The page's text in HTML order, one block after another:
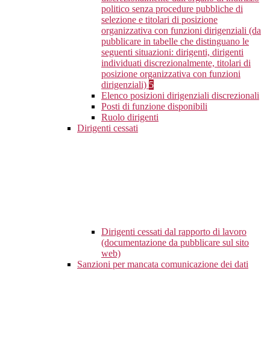
politico senza procedure pubbliche di
selezione e titolari di posizione
organizzativa con funzioni dirigenziali (da
pubblicare in tabelle che distinguano le
seguenti situazioni: dirigenti, dirigenti
individuati discrezionalmente, titolari di
posizione organizzativa con funzioni
dirigenziali) 5
Elenco posizioni dirigenziali discrezionali
Posti di funzione disponibili
Ruolo dirigenti
Dirigenti cessati
Dirigenti cessati dal rapporto di lavoro
(documentazione da pubblicare sul sito
web)
Sanzioni per mancata comunicazione dei dati